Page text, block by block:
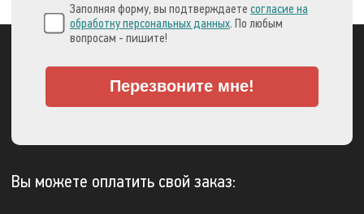
Заполняя форму, вы подтверждаете согласие на
обработку персональных данных. По любым
вопросам - пишите!
Перезвоните мне!
Вы можете оплатить свой заказ: